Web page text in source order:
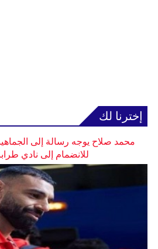
إخترنا لك
محمد صلاح يوجه رسالة إلى
للانضمام إلى نادي